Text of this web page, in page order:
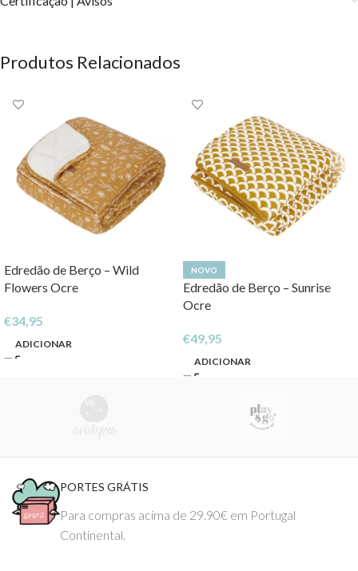
Produtos Relacionados
Edredão de Berço – Wild
Flowers Ocre
€34,95
ADICIONAR
NOVO
Edredão de Berço – Sunrise
Ocre
€49,95
ADICIONAR
PORTES GRÁTIS
Para compras acima de 29.90€ em Portugal
Continental.